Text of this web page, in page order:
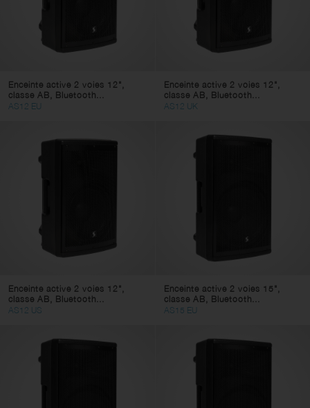
Enceinte active 2 voies 12",
classe AB, Bluetooth...
AS12 EU
Enceinte active 2 voies 12",
classe AB, Bluetooth...
AS12 UK
Enceinte active 2 voies 12",
classe AB, Bluetooth...
AS12 US
Enceinte active 2 voies 15",
classe AB, Bluetooth...
AS15 EU